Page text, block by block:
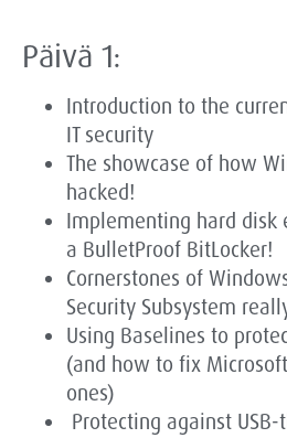
Päivä 1:
Introduction to the
IT security
The showcase of how
hacked!
Implementing hard disk
a BulletProof BitLocker!
Cornerstones of
Security Subsystem
Using Baselines to
(and how to fix
ones)
Protecting against USB-